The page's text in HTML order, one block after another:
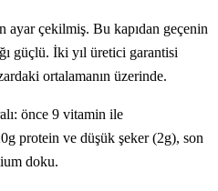
ayar çekilmiş. Bu kapıdan geçenin
güçlü. İki yıl üretici garantisi
ortalamanın üzerinde.
önce 9 vitamin ile
protein ve düşük şeker (2g), son
doku.